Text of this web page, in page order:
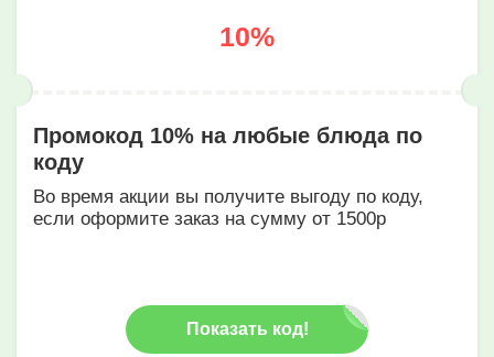
10%
Промокод 10% на любые блюда по
коду
Во время акции вы получите выгоду по коду,
если оформите заказ на сумму от 1500р
Показать код!